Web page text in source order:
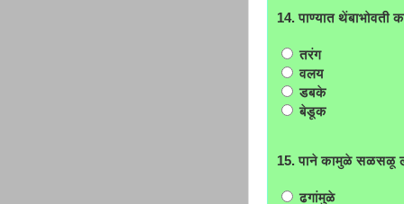
14. पाण्यात
तरंग
वलय
डबके
बेडूक
15. पाने कामुळे सळसळू
ढगांमुळे